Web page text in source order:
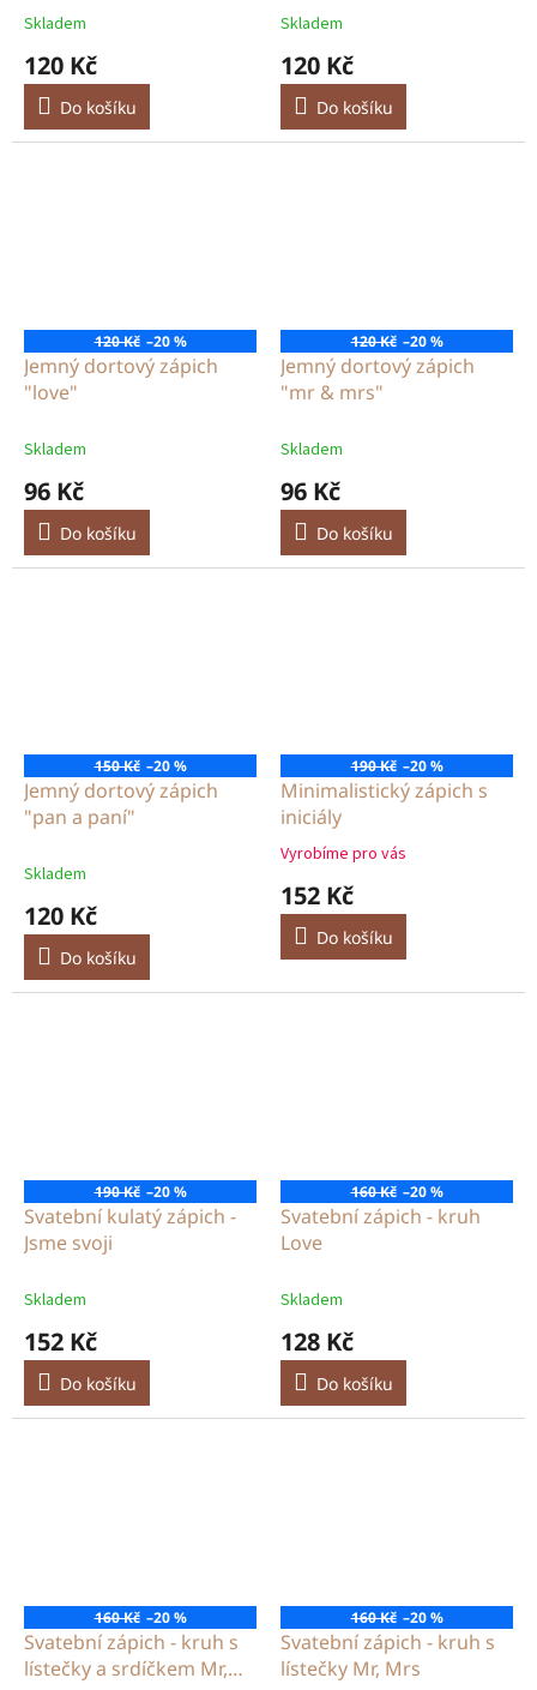
Skladem
120 Kč
Do košíku
Skladem
120 Kč
Do košíku
120 Kč –20 %
Jemný dortový zápich
"love"
Skladem
96 Kč
Do košíku
120 Kč –20 %
Jemný dortový zápich
"mr & mrs"
Skladem
96 Kč
Do košíku
150 Kč –20 %
Jemný dortový zápich
"pan a paní"
Skladem
120 Kč
Do košíku
190 Kč –20 %
Minimalistický zápich s
iniciály
Průměrné
hodnocení
produktu
5,0
5
Vyrobíme pro vás
152 Kč
Do košíku
190 Kč –20 %
Svatební kulatý zápich -
Jsme svoji
Skladem
152 Kč
Do košíku
160 Kč –20 %
Svatební zápich - kruh
Love
Skladem
128 Kč
Do košíku
160 Kč –20 %
Svatební zápich - kruh s
lístečky a srdíčkem Mr,
160 Kč –20 %
Svatební zápich - kruh s
lístečky Mr, Mrs